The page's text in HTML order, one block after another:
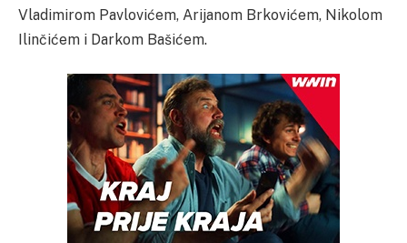
Vladimirom Pavlovićem, Arijanom Brkovićem, Nikolom
Ilinčićem i Darkom Bašićem.